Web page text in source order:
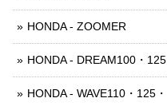
HONDA - ZOOMER
HONDA - DREAM100・125
HONDA - WAVE110・125・